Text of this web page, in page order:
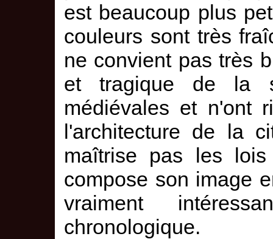
est beaucoup plus
couleurs sont très
ne convient pas très
et tragique de la
médiévales et n'ont
l'architecture de la
maîtrise pas les
compose son image
vraiment
chronologique.